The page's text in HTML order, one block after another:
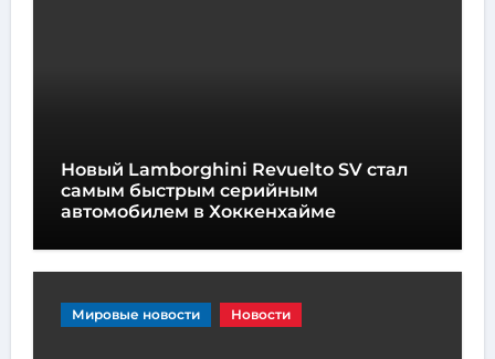
Новый Lamborghini Revuelto SV стал
самым быстрым серийным
автомобилем в Хоккенхайме
Мировые новости Новости